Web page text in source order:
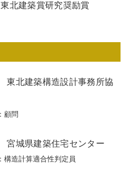
北建築賞研究奨励賞
北建築構造設計事務所協
顧問
城県建築住宅センター
構造計算適合性判定員